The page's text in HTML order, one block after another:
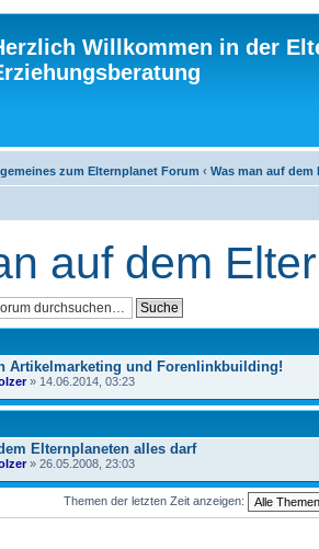
Willkommen in der
zum Elternplanet Forum ‹ Was man auf dem
auf dem
Artikelmarketing und Forenlinkbuilding!
» 14.06.2014, 03:23
Elternplaneten alles darf
» 26.05.2008, 23:03
Themen der letzten Zeit anzeigen: